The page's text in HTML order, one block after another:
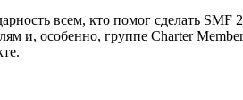
всем, кто помог сделать
и, особенно, группе Charter